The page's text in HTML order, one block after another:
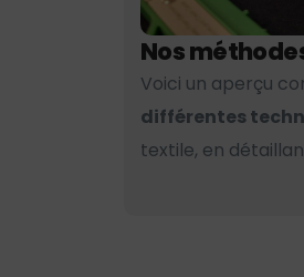
Nos
Voici un aperçu
différentes
textile, en